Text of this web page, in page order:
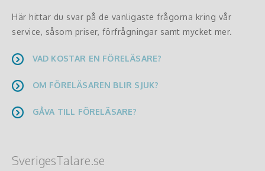
Här hittar du svar på de vanligaste frågorna kring vår
service, såsom priser, förfrågningar samt mycket mer.
VAD KOSTAR EN FÖRELÄSARE?
OM FÖRELÄSAREN BLIR SJUK?
GÅVA TILL FÖRELÄSARE?
SverigesTalare.se